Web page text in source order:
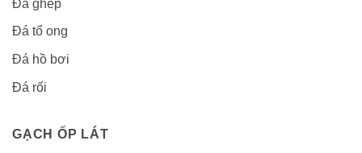
Đá ghép
Đá tổ ong
Đá hồ bơi
Đá rối
GẠCH ỐP LÁT